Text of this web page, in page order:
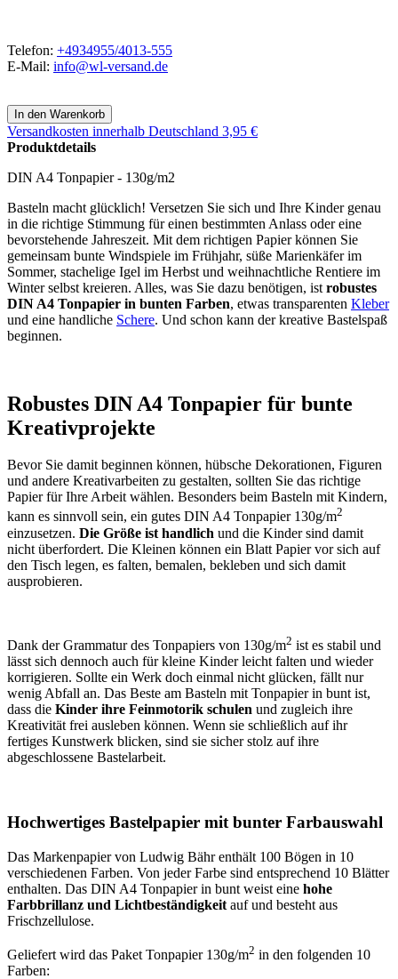
Telefon: +4934955/4013-555
E-Mail: info@wl-versand.de
Versandkosten innerhalb Deutschland 3,95 €
Produktdetails
DIN A4 Tonpapier - 130g/m2
Basteln macht glücklich! Versetzen Sie sich und Ihre Kinder genau
in die richtige Stimmung für einen bestimmten Anlass oder eine
bevorstehende Jahreszeit. Mit dem richtigen Papier können Sie
gemeinsam bunte Windspiele im Frühjahr, süße Marienkäfer im
Sommer, stachelige Igel im Herbst und weihnachtliche Rentiere im
Winter selbst kreieren. Alles, was Sie dazu benötigen, ist robustes
DIN A4 Tonpapier in bunten Farben, etwas transparenten Kleber
und eine handliche Schere. Und schon kann der kreative Bastelspaß
beginnen.
Robustes DIN A4 Tonpapier für bunte
Kreativprojekte
Bevor Sie damit beginnen können, hübsche Dekorationen, Figuren
und andere Kreativarbeiten zu gestalten, sollten Sie das richtige
Papier für Ihre Arbeit wählen. Besonders beim Basteln mit Kindern,
kann es sinnvoll sein, ein gutes DIN A4 Tonpapier 130g/m2
einzusetzen. Die Größe ist handlich und die Kinder sind damit
nicht überfordert. Die Kleinen können ein Blatt Papier vor sich auf
den Tisch legen, es falten, bemalen, bekleben und sich damit
ausprobieren.
Dank der Grammatur des Tonpapiers von 130g/m2 ist es stabil und
lässt sich dennoch auch für kleine Kinder leicht falten und wieder
korrigieren. Sollte ein Werk doch einmal nicht glücken, fällt nur
wenig Abfall an. Das Beste am Basteln mit Tonpapier in bunt ist,
dass die Kinder ihre Feinmotorik schulen und zugleich ihre
Kreativität frei ausleben können. Wenn sie schließlich auf ihr
fertiges Kunstwerk blicken, sind sie sicher stolz auf ihre
abgeschlossene Bastelarbeit.
Hochwertiges Bastelpapier mit bunter Farbauswahl
Das Markenpapier von Ludwig Bähr enthält 100 Bögen in 10
verschiedenen Farben. Von jeder Farbe sind entsprechend 10 Blätter
enthalten. Das DIN A4 Tonpapier in bunt weist eine hohe
Farbbrillanz und Lichtbeständigkeit auf und besteht aus
Frischzellulose.
Geliefert wird das Paket Tonpapier 130g/m2 in den folgenden 10
Farben: